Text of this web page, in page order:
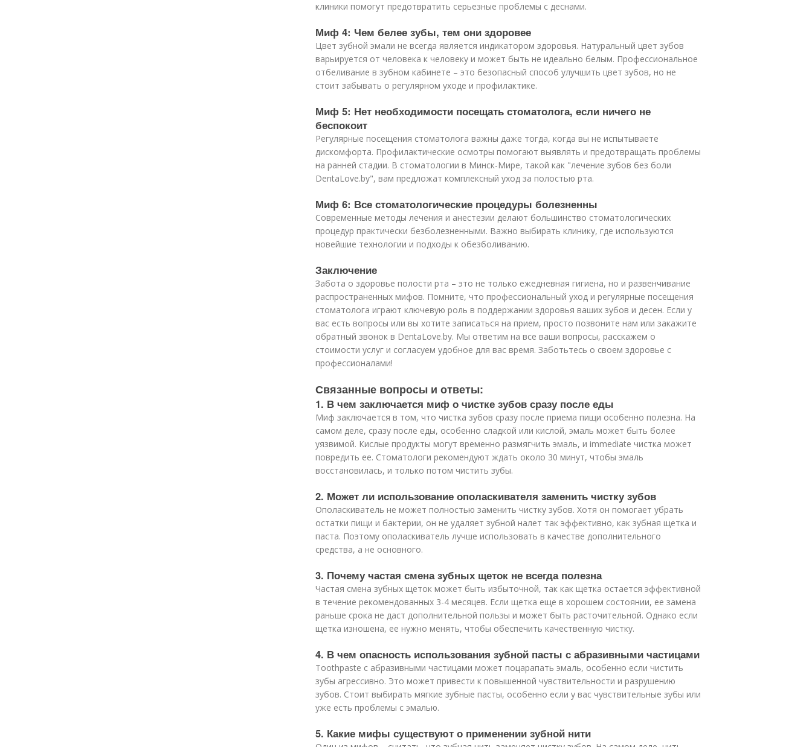
клиники помогут предотвратить серьезные проблемы с деснами.
Миф 4: Чем белее зубы, тем они здоровее
Цвет зубной эмали не всегда является индикатором здоровья. Натуральный цвет зубов
варьируется от человека к человеку и может быть не идеально белым. Профессиональное
отбеливание в зубном кабинете – это безопасный способ улучшить цвет зубов, но не
стоит забывать о регулярном уходе и профилактике.
Миф 5: Нет необходимости посещать стоматолога, если ничего не
беспокоит
Регулярные посещения стоматолога важны даже тогда, когда вы не испытываете
дискомфорта. Профилактические осмотры помогают выявлять и предотвращать проблемы
на ранней стадии. В стоматологии в Минск-Мире, такой как "лечение зубов без боли
DentaLove.by", вам предложат комплексный уход за полостью рта.
Миф 6: Все стоматологические процедуры болезненны
Современные методы лечения и анестезии делают большинство стоматологических
процедур практически безболезненными. Важно выбирать клинику, где используются
новейшие технологии и подходы к обезболиванию.
Заключение
Забота о здоровье полости рта – это не только ежедневная гигиена, но и развенчивание
распространенных мифов. Помните, что профессиональный уход и регулярные посещения
стоматолога играют ключевую роль в поддержании здоровья ваших зубов и десен. Если у
вас есть вопросы или вы хотите записаться на прием, просто позвоните нам или закажите
обратный звонок в DentaLove.by. Мы ответим на все ваши вопросы, расскажем о
стоимости услуг и согласуем удобное для вас время. Заботьтесь о своем здоровье с
профессионалами!
Связанные вопросы и ответы:
1. В чем заключается миф о чистке зубов сразу после еды
Миф заключается в том, что чистка зубов сразу после приема пищи особенно полезна. На
самом деле, сразу после еды, особенно сладкой или кислой, эмаль может быть более
уязвимой. Кислые продукты могут временно размягчить эмаль, и immediate чистка может
повредить ее. Стоматологи рекомендуют ждать около 30 минут, чтобы эмаль
восстановилась, и только потом чистить зубы.
2. Может ли использование ополаскивателя заменить чистку зубов
Ополаскиватель не может полностью заменить чистку зубов. Хотя он помогает убрать
остатки пищи и бактерии, он не удаляет зубной налет так эффективно, как зубная щетка и
паста. Поэтому ополаскиватель лучше использовать в качестве дополнительного
средства, а не основного.
3. Почему частая смена зубных щеток не всегда полезна
Частая смена зубных щеток может быть избыточной, так как щетка остается эффективной
в течение рекомендованных 3-4 месяцев. Если щетка еще в хорошем состоянии, ее замена
раньше срока не даст дополнительной пользы и может быть расточительной. Однако если
щетка изношена, ее нужно менять, чтобы обеспечить качественную чистку.
4. В чем опасность использования зубной пасты с абразивными частицами
Тoothpaste с абразивными частицами может поцарапать эмаль, особенно если чистить
зубы агрессивно. Это может привести к повышенной чувствительности и разрушению
зубов. Стоит выбирать мягкие зубные пасты, особенно если у вас чувствительные зубы или
уже есть проблемы с эмалью.
5. Какие мифы существуют о применении зубной нити